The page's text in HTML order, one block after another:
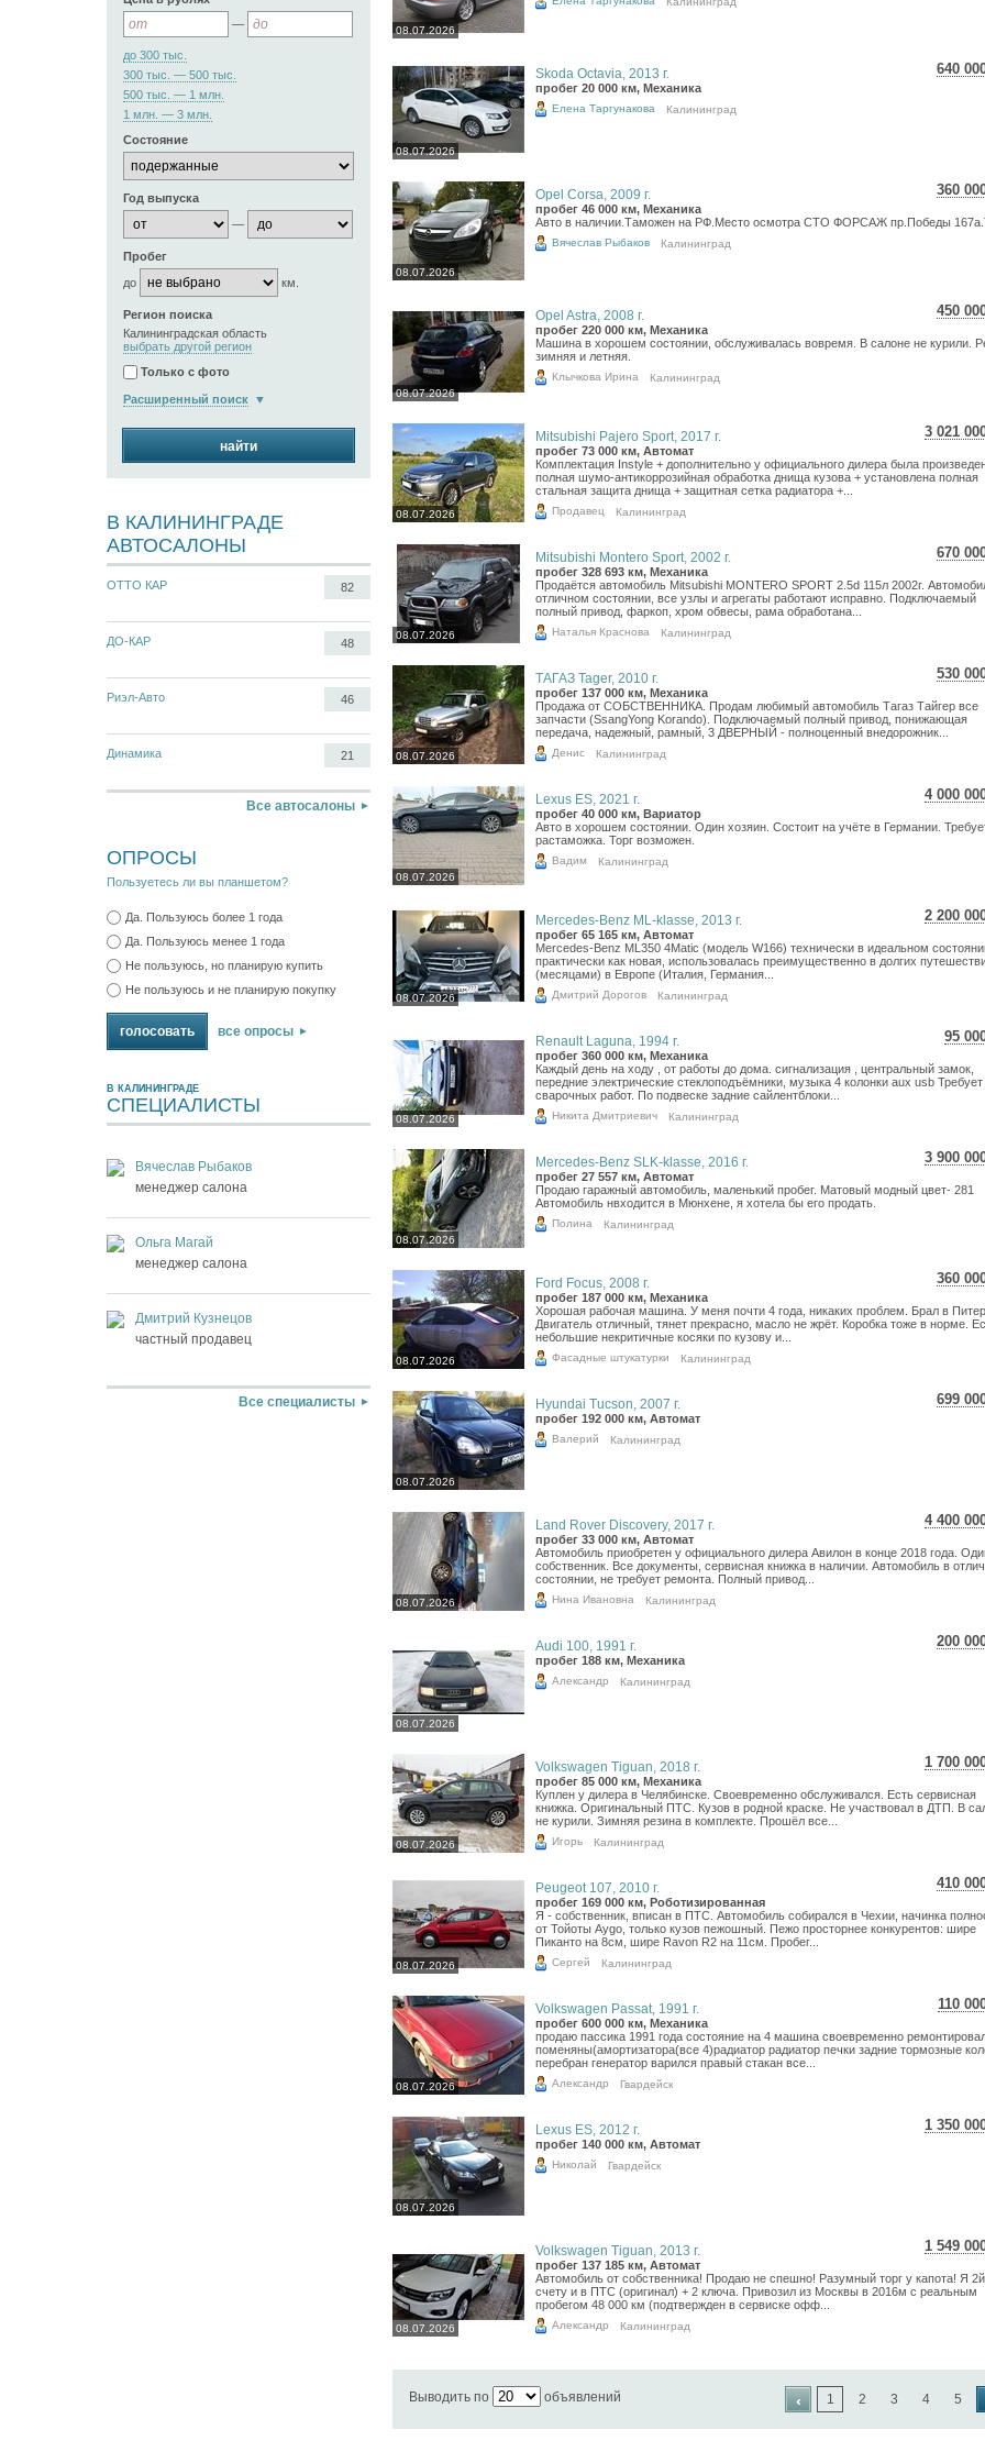
—
до 300 тыс.
300 тыс. — 500 тыс.
500 тыс. — 1 млн.
1 млн. — 3 млн.
Состояние
Год выпуска
—
Пробег
до
км.
Регион поиска
Калининградская область
выбрать другой регион
Только с фото
Расширенный поиск
найти
В КАЛИНИНГРАДЕ
АВТОСАЛОНЫ
ОТТО КАР 82
ДО-КАР 48
Риэл-Авто 46
Динамика 21
Все автосалоны
ОПРОСЫ
Пользуетесь ли вы планшетом?
Да. Пользуюсь более 1 года
Да. Пользуюсь менее 1 года
Не пользуюсь, но планирую купить
Не пользуюсь и не планирую покупку
все опросы
В КАЛИНИНГРАДЕ
СПЕЦИАЛИСТЫ
Вячеслав Рыбаков
менеджер салона
Ольга Магай
менеджер салона
Дмитрий Кузнецов
частный продавец
Все специалисты
08.07.2026
08.07.2026
640
Skoda Octavia, 2013 г.
пробег 20 000 км, Механика
Елена Таргунакова Калининград
08.07.2026
360
5
Opel Corsa, 2009 г.
пробег 46 000 км, Механика
Авто в наличии.Таможен на РФ.Место осмотра СТО ФОРСАЖ пр.Победы
Вячеслав Рыбаков Калининград
08.07.2026
450
6
Opel Astra, 2008 г.
пробег 220 000 км, Механика
Машина в хорошем состоянии, обслуживалась вовремя. В салоне не курили.
зимняя и летняя.
Клычкова Ирина Калининград
08.07.2026
3 021
44
Mitsubishi Pajero Sport, 2017 г.
пробег 73 000 км, Автомат
Комплектация Instyle + дополнительно у официального дилера была
полная шумо-антикоррозийная обработка днища кузова + установлена полная
стальная защита днища + защитная сетка радиатора +...
Продавец Калининград
08.07.2026
670
9
Mitsubishi Montero Sport, 2002 г.
пробег 328 693 км, Механика
Продаётся автомобиль Mitsubishi MONTERO SPORT 2.5d 115л 2002г.
отличном состоянии, все узлы и агрегаты работают исправно. Подключаемый
полный привод, фаркоп, хром обвесы, рама обработана...
Наталья Краснова Калининград
08.07.2026
530
7
ТАГАЗ Tager, 2010 г.
пробег 137 000 км, Механика
Продажа от СОБСТВЕННИКА. Продам любимый автомобиль Тагаз Тайгер все
запчасти (SsangYong Korando). Подключаемый полный привод, понижающая
передача, надежный, рамный, 3 ДВЕРНЫЙ - полноценный внедорожник...
Денис Калининград
08.07.2026
4 000
58
Lexus ES, 2021 г.
пробег 40 000 км, Вариатор
Авто в хорошем состоянии. Один хозяин. Состоит на учёте в Германии.
растаможка. Торг возможен.
Вадим Калининград
08.07.2026
2 200
32 178
Mercedes-Benz ML-klasse, 2013 г.
пробег 65 165 км, Автомат
Mercedes-Benz ML350 4Matic (модель W166) технически в идеальном
практически как новая, использовалась преимущественно в долгих
(месяцами) в Европе (Италия, Германия...
Дмитрий Дорогов Калининград
08.07.2026
95
1
Renault Laguna, 1994 г.
пробег 360 000 км, Механика
Каждый день на ходу , от работы до дома. сигнализация , центральный замок,
передние электрические стеклоподъёмники, музыка 4 колонки aux usb Требует
сварочных работ. По подвеске задние сайлентблоки...
Никита Дмитриевич Калининград
08.07.2026
3 900
57 044
Mercedes-Benz SLK-klasse, 2016 г.
пробег 27 557 км, Автомат
Продаю гаражный автомобиль, маленький пробег. Матовый модный цвет- 281
Автомобиль нвходится в Мюнхене, я хотела бы его продать.
Полина Калининград
08.07.2026
360
5
Ford Focus, 2008 г.
пробег 187 000 км, Механика
Хорошая рабочая машина. У меня почти 4 года, никаких проблем. Брал в
Двигатель отличный, тянет прекрасно, масло не жрёт. Коробка тоже в норме.
небольшие некритичные косяки по кузову и...
Фасадные штукатурки Калининград
08.07.2026
699
Hyundai Tucson, 2007 г.
пробег 192 000 км, Автомат
Валерий Калининград
08.07.2026
4 400
64 357
Land Rover Discovery, 2017 г.
пробег 33 000 км, Автомат
Автомобиль приобретен у официального дилера Авилон в конце 2018 года.
собственник. Все документы, сервисная книжка в наличии. Автомобиль в
состоянии, не требует ремонта. Полный привод...
Нина Ивановна Калининград
08.07.2026
200
Audi 100, 1991 г.
пробег 188 км, Механика
Александр Калининград
08.07.2026
1 700
24 865
Volkswagen Tiguan, 2018 г.
пробег 85 000 км, Механика
Куплен у дилера в Челябинске. Своевременно обслуживался. Есть сервисная
книжка. Оригинальный ПТС. Кузов в родной краске. Не участвовал в ДТП. В
не курили. Зимняя резина в комплекте. Прошёл все...
Игорь Калининград
08.07.2026
410
5
Peugeot 107, 2010 г.
пробег 169 000 км, Роботизированная
Я - собственник, вписан в ПТС. Автомобиль собирался в Чехии, начинка
от Тойоты Aygo, только кузов пежошный. Пежо просторнее конкурентов: шире
Пиканто на 8см, шире Ravon R2 на 11см. Пробег...
Сергей Калининград
08.07.2026
110
1
Volkswagen Passat, 1991 г.
пробег 600 000 км, Механика
продаю пассика 1991 года состояние на 4 машина своевременно
поменяны(амортизатора(все 4)радиатор радиатор печки задние тормозные
перебран генератор варился правый стакан все...
Александр Гвардейск
08.07.2026
1 350
Lexus ES, 2012 г.
пробег 140 000 км, Автомат
Николай Гвардейск
08.07.2026
1 549
22
Volkswagen Tiguan, 2013 г.
пробег 137 185 км, Автомат
Автомобиль от собственника! Продаю не спешно! Разумный торг у капота! Я
счету и в ПТС (оригинал) + 2 ключа. Привозил из Москвы в 2016м с реальным
пробегом 48 000 км (подтвержден в сервиске офф...
Александр Калининград
Выводить по объявлений ‹ 1 2 3 4 5